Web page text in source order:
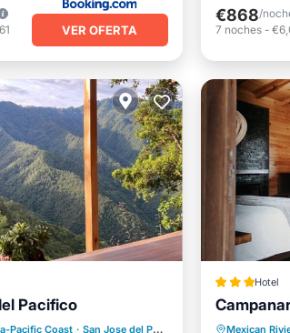
VER OFERTA
€868/
7 noches-
Pacifico
Pacific Coast · San Jose del Pacifico
1.50 mi al centro
Balcón/Terraza
Hotel
Mexican
Spa